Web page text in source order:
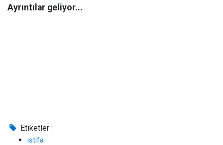
Ayrıntılar geliyor...
Etiketler :
istifa